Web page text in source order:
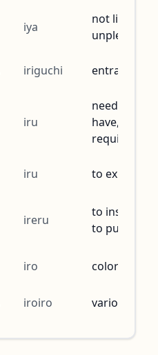
iya
not likable,
unpleasant
iriguchi entrance
iru
need, must
have, be
required
iru to exist
ireru
to insert,
to put in
iro color
iroiro various